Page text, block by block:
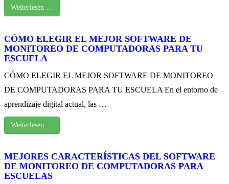
Weiterlesen …
CÓMO ELEGIR EL MEJOR SOFTWARE DE
MONITOREO DE COMPUTADORAS PARA TU
ESCUELA
CÓMO ELEGIR EL MEJOR SOFTWARE DE MONITOREO
DE COMPUTADORAS PARA TU ESCUELA En el entorno de
aprendizaje digital actual, las …
Weiterlesen …
MEJORES CARACTERÍSTICAS DEL SOFTWARE
DE MONITOREO DE COMPUTADORAS PARA
ESCUELAS